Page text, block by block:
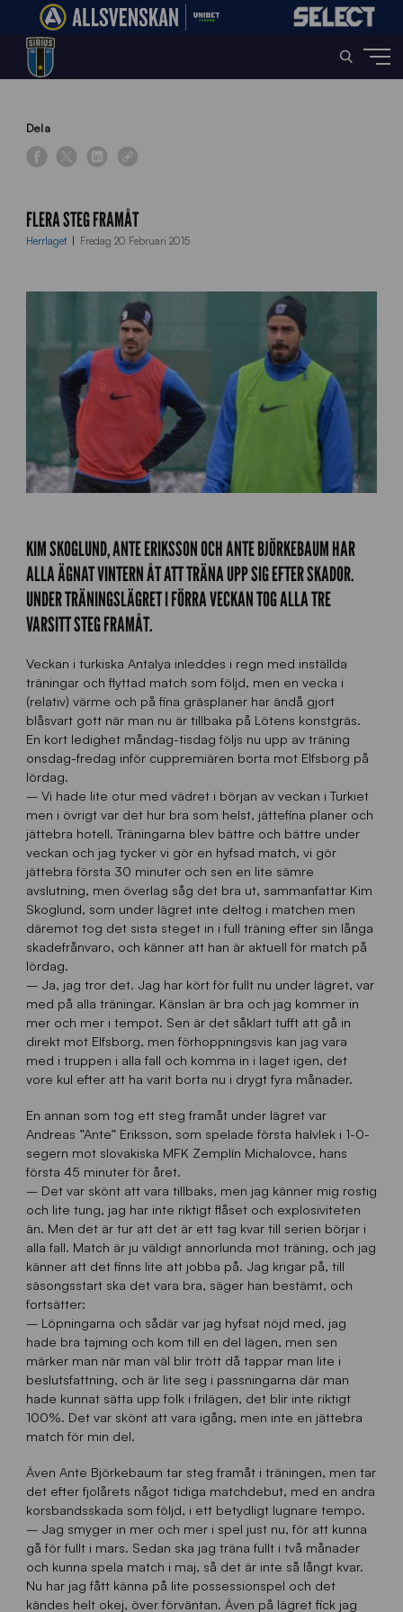
Home»
Dela
FLERA STEG FRAMÅT
Herrlaget Fredag 20 Februari 2015
KIM SKOGLUND, ANTE ERIKSSON OCH ANTE BJÖRKEBAUM HAR
ALLA ÄGNAT VINTERN ÅT ATT TRÄNA UPP SIG EFTER SKADOR.
UNDER TRÄNINGSLÄGRET I FÖRRA VECKAN TOG ALLA TRE
VARSITT STEG FRAMÅT.
Veckan i turkiska Antalya inleddes i regn med inställda
träningar och flyttad match som följd, men en vecka i
(relativ) värme och på fina gräsplaner har ändå gjort
blåsvart gott när man nu är tillbaka på Lötens konstgräs.
En kort ledighet måndag-tisdag följs nu upp av träning
onsdag-fredag inför cuppremiären borta mot Elfsborg på
lördag.
– Vi hade lite otur med vädret i början av veckan i Turkiet
men i övrigt var det hur bra som helst, jättefina planer och
jättebra hotell. Träningarna blev bättre och bättre under
veckan och jag tycker vi gör en hyfsad match, vi gör
jättebra första 30 minuter och sen en lite sämre
avslutning, men överlag såg det bra ut, sammanfattar Kim
Skoglund, som under lägret inte deltog i matchen men
däremot tog det sista steget in i full träning efter sin långa
skadefrånvaro, och känner att han är aktuell för match på
lördag.
– Ja, jag tror det. Jag har kört för fullt nu under lägret, var
med på alla träningar. Känslan är bra och jag kommer in
mer och mer i tempot. Sen är det såklart tufft att gå in
direkt mot Elfsborg, men förhoppningsvis kan jag vara
med i truppen i alla fall och komma in i laget igen, det
vore kul efter att ha varit borta nu i drygt fyra månader.
En annan som tog ett steg framåt under lägret var
Andreas ”Ante” Eriksson, som spelade första halvlek i 1-0-
segern mot slovakiska MFK Zemplín Michalovce, hans
första 45 minuter för året.
– Det var skönt att vara tillbaks, men jag känner mig rostig
och lite tung, jag har inte riktigt flåset och explosiviteten
än. Men det är tur att det är ett tag kvar till serien börjar i
alla fall. Match är ju väldigt annorlunda mot träning, och jag
känner att det finns lite att jobba på. Jag krigar på, till
säsongsstart ska det vara bra, säger han bestämt, och
fortsätter:
– Löpningarna och sådär var jag hyfsat nöjd med, jag
hade bra tajming och kom till en del lägen, men sen
märker man när man väl blir trött då tappar man lite i
beslutsfattning, och är lite seg i passningarna där man
hade kunnat sätta upp folk i frilägen, det blir inte riktigt
100%. Det var skönt att vara igång, men inte en jättebra
match för min del.
Även Ante Björkebaum tar steg framåt i träningen, men tar
det efter fjolårets något tidiga matchdebut, med en andra
korsbandsskada som följd, i ett betydligt lugnare tempo.
– Jag smyger in mer och mer i spel just nu, för att kunna
gå för fullt i mars. Sedan ska jag träna fullt i två månader
och kunna spela match i maj, så det är inte så långt kvar.
Nu har jag fått känna på lite possessionspel och det
kändes helt okej, över förväntan. Även på lägret fick jag